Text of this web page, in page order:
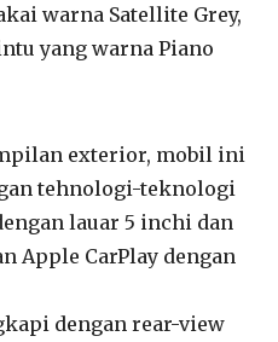
warna Satellite Grey,
yang warna Piano
exterior, mobil ini
tehnologi-teknologi
lauar 5 inchi dan
Apple CarPlay dengan
dengan rear-view